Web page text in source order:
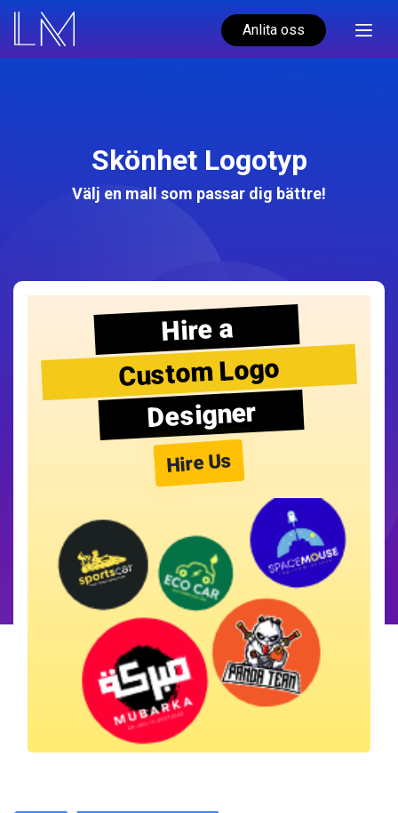
Anlita oss
Skönhet Logotyp
Välj en mall som passar dig bättre!
Hire a
Custom Logo
Designer
Hire Us